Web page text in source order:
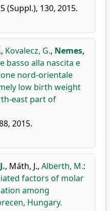
(Suppl.), 130, 2015.
, Kovalecz, G., Nemes,
basso alla nascita e
nord-orientale
low birth weight
east part of
2015.
, Máth, J., Alberth, M.:
factors of molar
among
Hungary.